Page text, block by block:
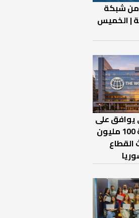
من شبكة
| الخميس
يوافق على
منحة بقيمة 100 مليون
القطاع